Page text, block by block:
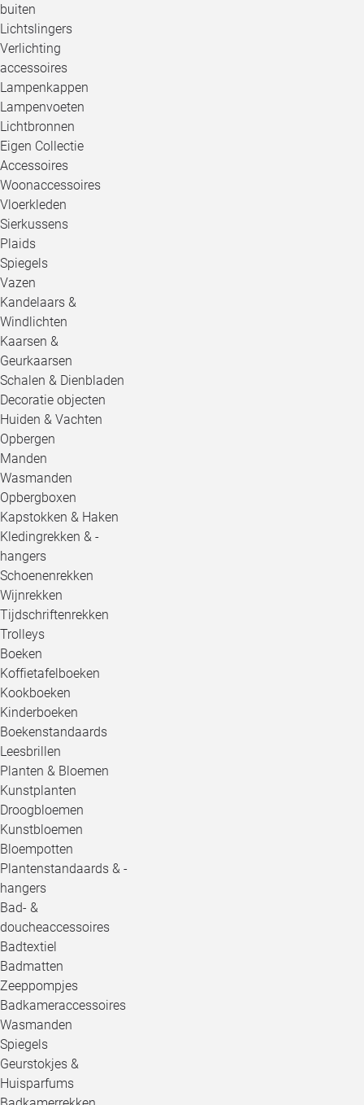
buiten
Lichtslingers
Verlichting
accessoires
Lampenkappen
Lampenvoeten
Lichtbronnen
Eigen Collectie
Accessoires
Woonaccessoires
Vloerkleden
Sierkussens
Plaids
Spiegels
Vazen
Kandelaars &
Windlichten
Kaarsen &
Geurkaarsen
Schalen & Dienbladen
Decoratie objecten
Huiden & Vachten
Opbergen
Manden
Wasmanden
Opbergboxen
Kapstokken & Haken
Kledingrekken & -
hangers
Schoenenrekken
Wijnrekken
Tijdschriftenrekken
Trolleys
Boeken
Koffietafelboeken
Kookboeken
Kinderboeken
Boekenstandaards
Leesbrillen
Planten & Bloemen
Kunstplanten
Droogbloemen
Kunstbloemen
Bloempotten
Plantenstandaards & -
hangers
Bad- &
doucheaccessoires
Badtextiel
Badmatten
Zeeppompjes
Badkameraccessoires
Wasmanden
Spiegels
Geurstokjes &
Huisparfums